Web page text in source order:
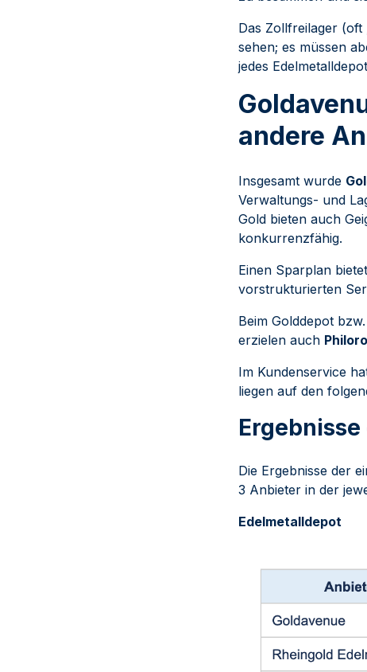
Das Zollfreilager
sehen; es müssen
jedes
andere
Insgesamt wurde
Verwaltungs- und
Gold bieten auch
konkurrenzfähig.
Einen Sparplan
vorstrukturierten
Beim Golddepot
erzielen auch Philoro
Im Kundenservice
liegen auf den
Die Ergebnisse der
3 Anbieter in der
Edelmetalldepot